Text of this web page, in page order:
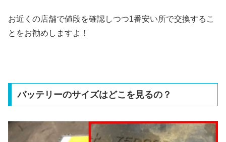
お近くの店舗で値段を確認しつつ1番安い所で交換するこ
とをお勧めしますよ！
バッテリーのサイズはどこを見るの？